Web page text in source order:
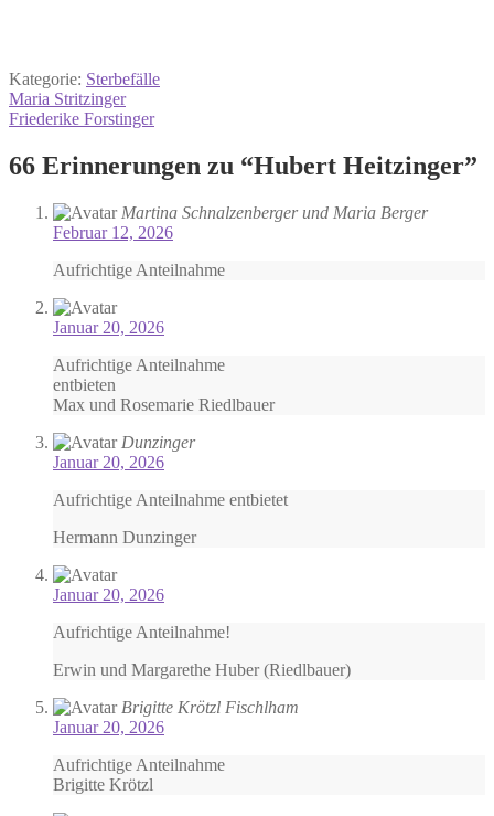
Kategorie: Sterbefälle
Beitrags-
Navigation
Vorheriger
Beitrag:
Maria Stritzinger
Nächster
Friederike Forstinger
66 Erinnerungen zu “Hubert Heitzinger”
Martina Schnalzenberger und Maria Berger
Februar 12, 2026
Aufrichtige Anteilnahme
Januar 20, 2026
Aufrichtige Anteilnahme
entbieten
Max und Rosemarie Riedlbauer
Dunzinger
Januar 20, 2026
Aufrichtige Anteilnahme entbietet
Hermann Dunzinger
Januar 20, 2026
Aufrichtige Anteilnahme!
Erwin und Margarethe Huber (Riedlbauer)
Brigitte Krötzl Fischlham
Januar 20, 2026
Aufrichtige Anteilnahme
Brigitte Krötzl